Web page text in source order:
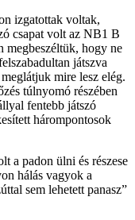
izgatottak voltak,
csapat volt az NB1 B
megbeszéltük, hogy ne
játszva
mire lesz elég.
túlnyomó részében
fentebb játszó
hárompontosok
a padon ülni és részese
hálás vagyok a
sem lehetett panasz”